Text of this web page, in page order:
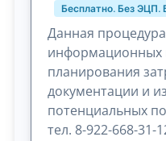
Бесплатно. Без ЭЦП.
Данная
информационных
планирования
документации и
потенциальных
тел. 8-922-668-31-